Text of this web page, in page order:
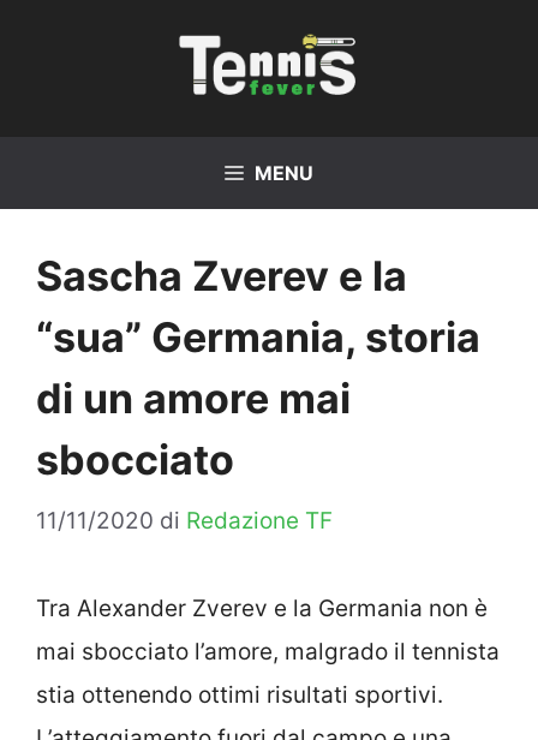
MENU
Sascha Zverev e la
“sua” Germania, storia
di un amore mai
sbocciato
11/11/2020 di Redazione TF
Tra Alexander Zverev e la Germania non è
mai sbocciato l’amore, malgrado il tennista
stia ottenendo ottimi risultati sportivi.